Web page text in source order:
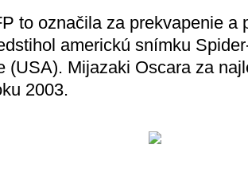
to označila za prekvapenie a
americkú snímku
(USA). Mijazaki Oscara za
2003.